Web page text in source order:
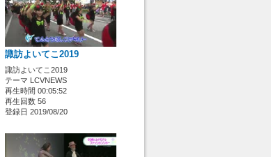
諏訪よいてこ2019
諏訪よいてこ2019
テーマ LCVNEWS
再生時間 00:05:52
再生回数 56
登録日 2019/08/20